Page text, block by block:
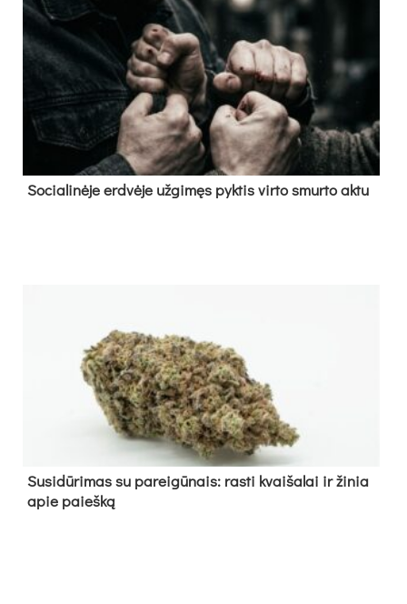
So­cia­li­nė­je erd­vė­je už­gi­męs pyk­tis vir­to smur­to ak­tu
Su­si­dū­ri­mas su pa­rei­gū­nais: ras­ti kvai­ša­lai ir ži­nia
apie paieš­ką